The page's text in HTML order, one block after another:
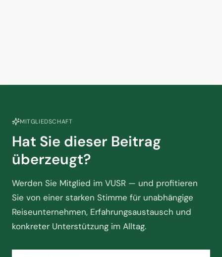
MITGLIEDSCHAFT
Hat Sie dieser Beitrag
überzeugt?
Werden Sie Mitglied im VUSR — und profitieren
Sie von einer starken Stimme für unabhängige
Reiseunternehmen, Erfahrungsaustausch und
konkreter Unterstützung im Alltag.